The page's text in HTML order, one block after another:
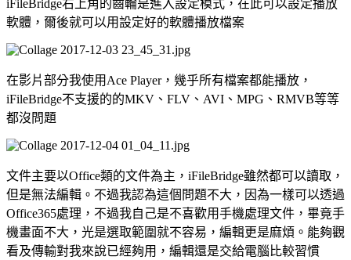
iFileBridge右上角的齒輪是進入設定模式，在此可以設定播放
軟體，爾後就可以用設定好的軟體播放檔案
在影片部分我使用Ace Player，幾乎所有檔案都能播放，
iFileBridge不支援的的MKV、FLV、AVI、MPG、RMVB等等
都沒問題
文件主要以Office類的文件為主，iFileBridge雖然都可以讀取，
但是無法編輯。不過我認為這個問題不大，因為一樣可以透過
Office365處理，不過我自己是不喜歡用手機處理文件，畢竟手
機畫面不大，光是選取範圍就不容易，編輯更是麻煩。能夠觀
看及傳輸對我來說已經夠用，編輯還是交給電腦比較習慣